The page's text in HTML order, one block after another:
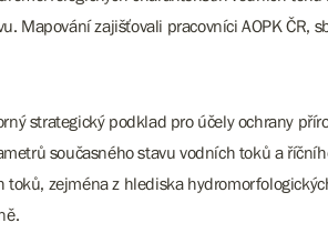
Mapování zajišťovali pracovníci AOPK ČR,
strategický podklad pro účely ochrany
současného stavu vodních toků a
toků, zejména z hlediska